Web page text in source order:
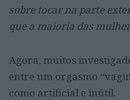
sobre tocar na parte
que a maioria das
Agora, muitos
entre um orgasmo
como artificial e inútil.